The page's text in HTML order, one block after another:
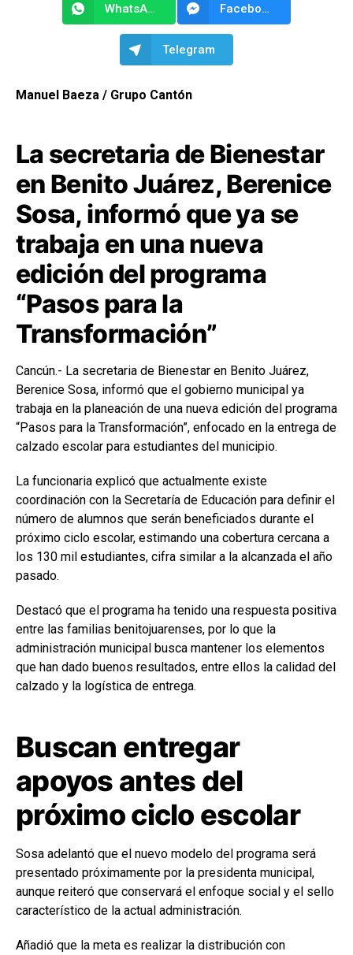
WhatsApp Facebook Messenger
Telegram
Manuel Baeza / Grupo Cantón
La secretaria de Bienestar
en Benito Juárez, Berenice
Sosa, informó que ya se
trabaja en una nueva
edición del programa
“Pasos para la
Transformación”
Cancún.- La secretaria de Bienestar en Benito Juárez,
Berenice Sosa, informó que el gobierno municipal ya
trabaja en la planeación de una nueva edición del programa
“Pasos para la Transformación”, enfocado en la entrega de
calzado escolar para estudiantes del municipio.
La funcionaria explicó que actualmente existe
coordinación con la Secretaría de Educación para definir el
número de alumnos que serán beneficiados durante el
próximo ciclo escolar, estimando una cobertura cercana a
los 130 mil estudiantes, cifra similar a la alcanzada el año
pasado.
Destacó que el programa ha tenido una respuesta positiva
entre las familias benitojuarenses, por lo que la
administración municipal busca mantener los elementos
que han dado buenos resultados, entre ellos la calidad del
calzado y la logística de entrega.
Buscan entregar
apoyos antes del
próximo ciclo escolar
Sosa adelantó que el nuevo modelo del programa será
presentado próximamente por la presidenta municipal,
aunque reiteró que conservará el enfoque social y el sello
característico de la actual administración.
Añadió que la meta es realizar la distribución con